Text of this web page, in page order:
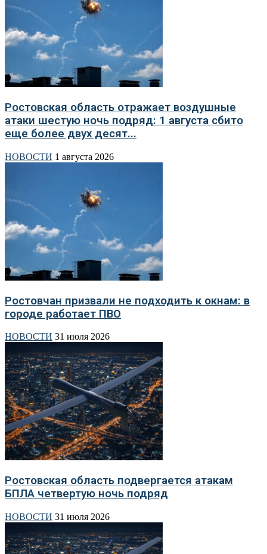
Ростовская область отражает воздушные
атаки шестую ночь подряд: 1 августа сбито
еще более двух десят...
НОВОСТИ 1 августа 2026
Ростовчан призвали не подходить к окнам: в
городе работает ПВО
НОВОСТИ 31 июля 2026
Ростовская область подвергается атакам
БПЛА четвертую ночь подряд
НОВОСТИ 31 июля 2026